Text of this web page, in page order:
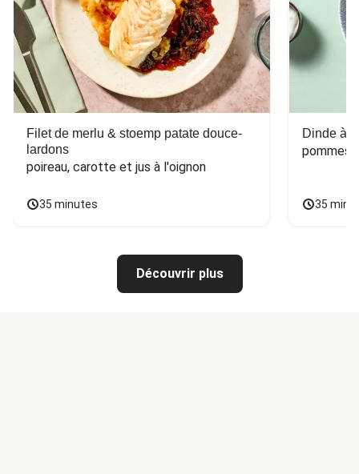
Filet de merlu & stoemp patate douce-
lardons
poireau, carotte et jus à l'oignon
35 minutes
Dinde à
pommes
35
Découvrir plus